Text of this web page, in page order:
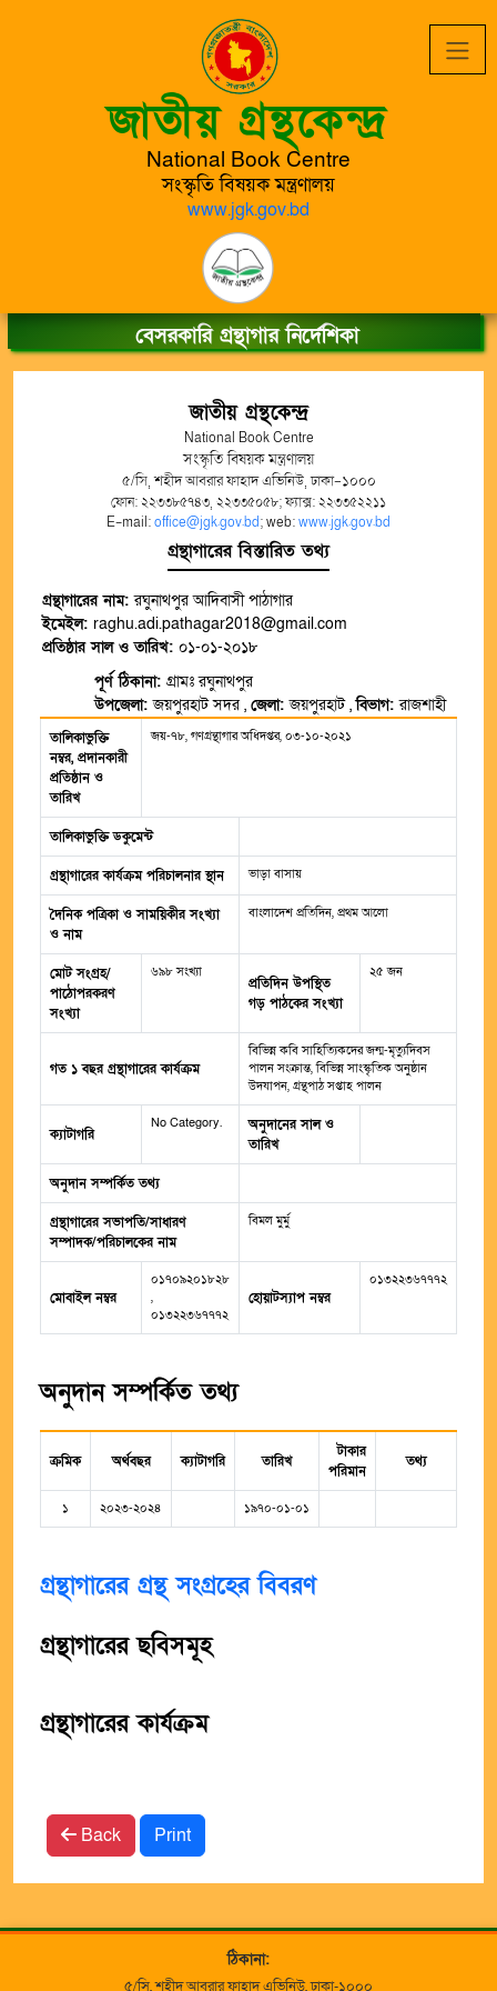
জাতীয় গ্রন্থকেন্দ্র
National Book Centre
সংস্কৃতি বিষয়ক মন্ত্রণালয়
www.jgk.gov.bd
বেসরকারি গ্রন্থাগার নির্দেশিকা
জাতীয় গ্রন্থকেন্দ্র
National Book Centre
সংস্কৃতি বিষয়ক মন্ত্রণালয়
৫/সি, শহীদ আবরার ফাহাদ এভিনিউ, ঢাকা-১০০০
ফোন: ২২৩৩৮৫৭৪৩, ২২৩৩৫০৫৮; ফ্যাক্স: ২২৩৩৫২২১১
E-mail:office@jgk.gov.bd; web:www.jgk.gov.bd
গ্রন্থাগারের বিস্তারিত তথ্য
গ্রন্থাগারের নাম:রঘুনাথপুর আদিবাসী পাঠাগার
ইমেইল: raghu.adi.pathagar2018@gmail.com
প্রতিষ্ঠার সাল ও তারিখ: ০১-০১-২০১৮
পূর্ণ ঠিকানা: গ্রামঃ রঘুনাথপুর
উপজেলা:জয়পুরহাট সদর , জেলা:জয়পুরহাট ,বিভাগ:রাজশাহী
তালিকাভুক্তি
নম্বর, প্রদানকারী
প্রতিষ্ঠান ও
তারিখ
জয়-৭৮, গণগ্রন্থাগার অধিদপ্তর, ০৩-১০-২০২১
তালিকাভুক্তি ডকুমেন্ট
গ্রন্থাগারের কার্যক্রম পরিচালনার স্থান ভাড়া বাসায়
দৈনিক পত্রিকা ও সাময়িকীর সংখ্যা
ও নাম
বাংলাদেশ প্রতিদিন, প্রথম আলো
মোট সংগ্রহ/
পাঠোপরকরণ
সংখ্যা
৬৯৮ সংখ্যা
প্রতিদিন উপস্থিত
গড় পাঠকের সংখ্যা
২৫ জন
গত ১ বছর গ্রন্থাগারের কার্যক্রম
বিভিন্ন কবি সাহিত্যিকদের জন্ম-মৃত্যুদিবস
পালন সংক্রান্ত, বিভিন্ন সাংস্কৃতিক অনুষ্ঠান
উদযাপন, গ্রন্থপাঠ সপ্তাহ পালন
ক্যাটাগরি
No Category.
অনুদানের সাল ও
তারিখ
অনুদান সম্পর্কিত তথ্য
গ্রন্থাগারের সভাপতি/সাধারণ
সম্পাদক/পরিচালকের নাম
বিমল মুর্মু
মোবাইল নম্বর
০১৭০৯২০১৮২৮
,
০১৩২২৩৬৭৭৭২
হোয়াটস্যাপ নম্বর
০১৩২২৩৬৭৭৭২
অনুদান সম্পর্কিত তথ্য
ক্রমিক অর্থবছর ক্যাটাগরি তারিখ
টাকার
পরিমান
তথ্য
১ ২০২৩-২০২৪ ১৯৭০-০১-০১
গ্রন্থাগারের গ্রন্থ সংগ্রহের বিবরণ
গ্রন্থাগারের ছবিসমূহ
গ্রন্থাগারের কার্যক্রম
Back Print
ঠিকানা:
৫/সি, শহীদ আবরার ফাহাদ এভিনিউ, ঢাকা-১০০০